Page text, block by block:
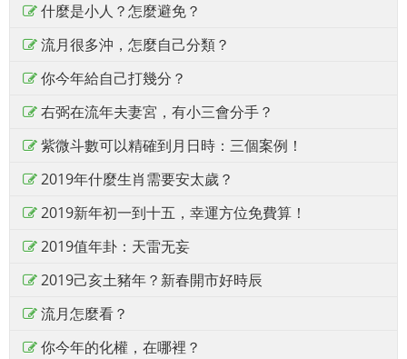
什麼是小人？怎麼避免？
流月很多沖，怎麼自己分類？
你今年給自己打幾分？
右弼在流年夫妻宮，有小三會分手？
紫微斗數可以精確到月日時：三個案例！
2019年什麼生肖需要安太歲？
2019新年初一到十五，幸運方位免費算！
2019值年卦：天雷无妄
2019己亥土豬年？新春開市好時辰
流月怎麼看？
你今年的化權，在哪裡？